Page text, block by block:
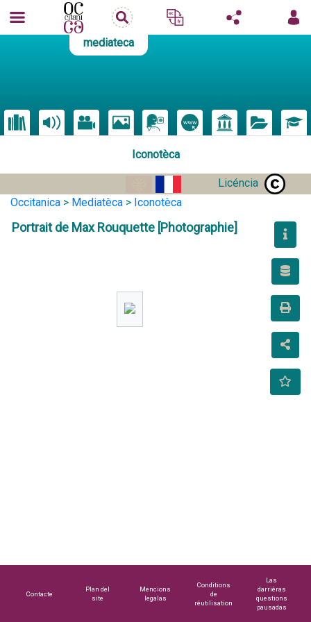
mediateca
Iconotèca
Licéncia
Occitanica > Mediatèca > Iconotèca
Portrait de Max Rouquette [Photographie]
Contacte
Plan del
site
Mencions
legalas
Conditions
de
réutilisation
Las
darrièras
questions
pausadas